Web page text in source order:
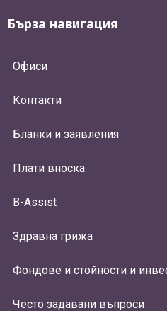
Бърза навигация
Офиси
Контакти
Бланки и заявления
Плати вноска
B-Assist
Здравна грижа
Фондове и стойности и
Често задавани въпроси